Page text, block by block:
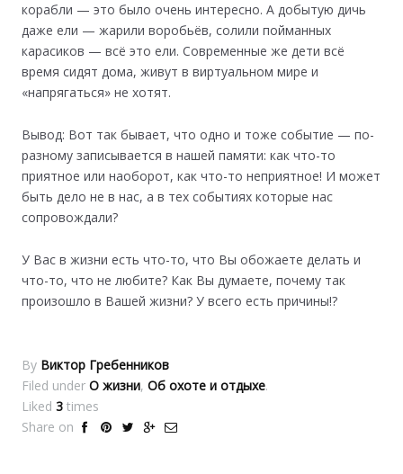
корабли — это было очень интересно. А добытую дичь
даже ели — жарили воробьёв, солили пойманных
карасиков — всё это ели. Современные же дети всё
время сидят дома, живут в виртуальном мире и
«напрягаться» не хотят.
Вывод: Вот так бывает, что одно и тоже событие — по-
разному записывается в нашей памяти: как что-то
приятное или наоборот, как что-то неприятное! И может
быть дело не в нас, а в тех событиях которые нас
сопровождали?
У Вас в жизни есть что-то, что Вы обожаете делать и
что-то, что не любите? Как Вы думаете, почему так
произошло в Вашей жизни? У всего есть причины!?
By Виктор Гребенников
Filed underО жизни,Об охоте и отдыхе.
Liked3 times
Share on